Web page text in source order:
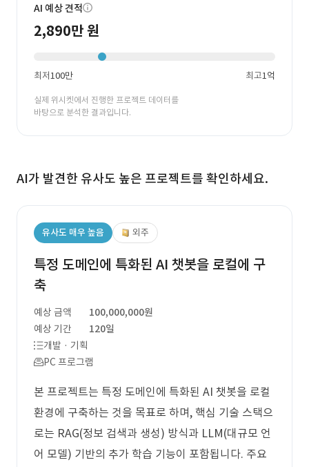
AI 예상 견적
2,890만 원
최저100만 최고1억
실제 위시켓에서 진행한 프로젝트 데이터를
바탕으로 분석한 결과입니다.
AI가 발견한 유사도 높은 프로젝트를 확인하세요.
유사도 매우 높음 외주
특정 도메인에 특화된 AI 챗봇을 로컬에 구
축
예상 금액
100,000,000원
예상 기간
120일
개발 · 기획
PC 프로그램
본 프로젝트는 특정 도메인에 특화된 AI 챗봇을 로컬
환경에 구축하는 것을 목표로 하며, 핵심 기술 스택으
로는 RAG(정보 검색과 생성) 방식과 LLM(대규모 언
어 모델) 기반의 추가 학습 기능이 포함됩니다. 주요